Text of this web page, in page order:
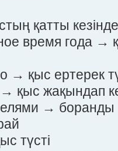
қатты кезінде
время года →
→ қыс ертерек
қыс жақындап
→ боранды
түсті